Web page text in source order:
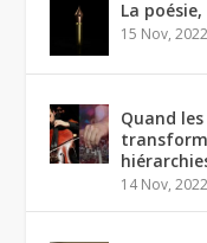
La
15 Nov, 2022
Quand
14 Nov, 2022